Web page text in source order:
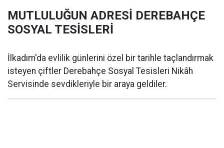
MUTLULUĞUN ADRESİ DEREBAHÇE
SOSYAL TESİSLERİ
İlkadım'da evlilik günlerini özel bir tarihle taçlandırmak
isteyen çiftler Derebahçe Sosyal Tesisleri Nikâh
Servisinde sevdikleriyle bir araya geldiler.